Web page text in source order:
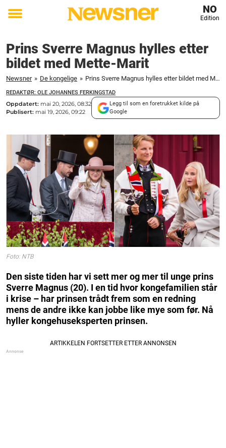
Toggle
NO
Edition
Prins Sverre Magnus hylles etter
bildet med Mette-Marit
Newsner » De kongelige » Prins Sverre Magnus hylles etter bildet med Mette-Marit
REDAKTØR: OLE JOHANNES FERKINGSTAD
Oppdatert: mai 20, 2026, 08:32
Publisert: mai 19, 2026, 09:22
Legg til som en foretrukket kilde på
Google
Foto: NTB
Den siste tiden har vi sett mer og mer til unge prins
Sverre Magnus (20). I en tid hvor kongefamilien står
i krise – har prinsen trådt frem som en redning
mens de andre ikke kan jobbe like mye som før. Nå
hyller kongehuseksperten prinsen.